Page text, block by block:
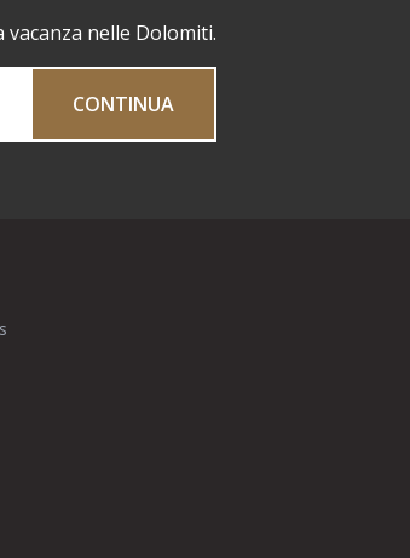
nelle Dolomiti.
CONTINUA